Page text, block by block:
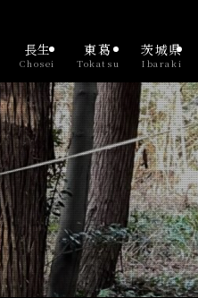
長生
Chosei
東葛
Tokatsu
茨城県
Ibaraki